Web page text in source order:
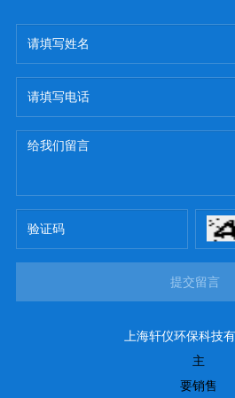
提交留言
上海轩仪环保科技
主
要销售